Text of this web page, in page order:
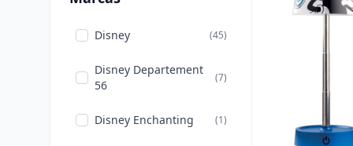
Goofy
Moana
Navidad
Otros Otro Disney (1)
Disney (45)
Disney Departement
56
(7)
Disney Enchanting (1)